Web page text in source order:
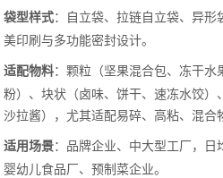
袋型样式：自立袋、拉链自立袋、异
美印刷与多功能密封设计。
适配物料：颗粒（坚果混合包、冻干
粉）、块状（卤味、饼干、速冻水饺）
沙拉酱），尤其适配易碎、高粘、混合
适用场景：品牌企业、中大型工厂，日
婴幼儿食品厂、预制菜企业。